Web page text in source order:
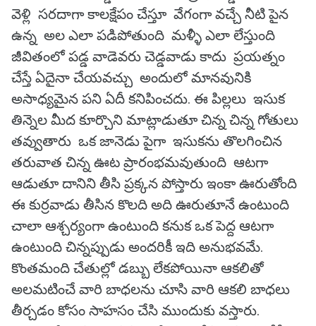
వెళ్లి సరదాగా కాలక్షేపం చేస్తూ వేగంగా వచ్చే నీటి పైన
ఉన్న అల ఎలా పడిపోతుంది మళ్ళీ ఎలా లేస్తుంది
జీవితంలో పడ్డ వాడెవరు చెడ్డవాడు కాదు ప్రయత్నం
చేస్తే ఏదైనా చేయవచ్చు అందులో మానవునికి
అసాధ్యమైన పని ఏదీ కనిపించదు. ఈ పిల్లలు ఇసుక
తిన్నెల మీద కూర్చొని మాట్లాడుతూ చిన్న చిన్న గోతులు
తవ్వుతారు ఒక జానెడు పైగా ఇసుకను తొలగించిన
తరువాత చిన్న ఊట ప్రారంభమవుతుంది ఆటగా
ఆడుతూ దానిని తీసి ప్రక్కన పోస్తారు ఇంకా ఊరుతోంది
ఈ కుర్రవాడు తీసిన కొలది అది ఊరుతూనే ఉంటుంది
చాలా ఆశ్చర్యంగా ఉంటుంది కనుక ఒక పెద్ద ఆటగా
ఉంటుంది చిన్నప్పుడు అందరికీ ఇది అనుభవమే.
కొంతమంది చేతుల్లో డబ్బు లేకపోయినా ఆకలితో
అలమటించే వారి బాధలను చూసి వారి ఆకలి బాధలు
తీర్చడం కోసం సాహసం చేసి ముందుకు వస్తారు.